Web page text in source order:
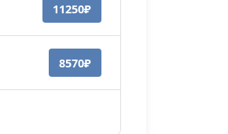
11250₽
8570₽